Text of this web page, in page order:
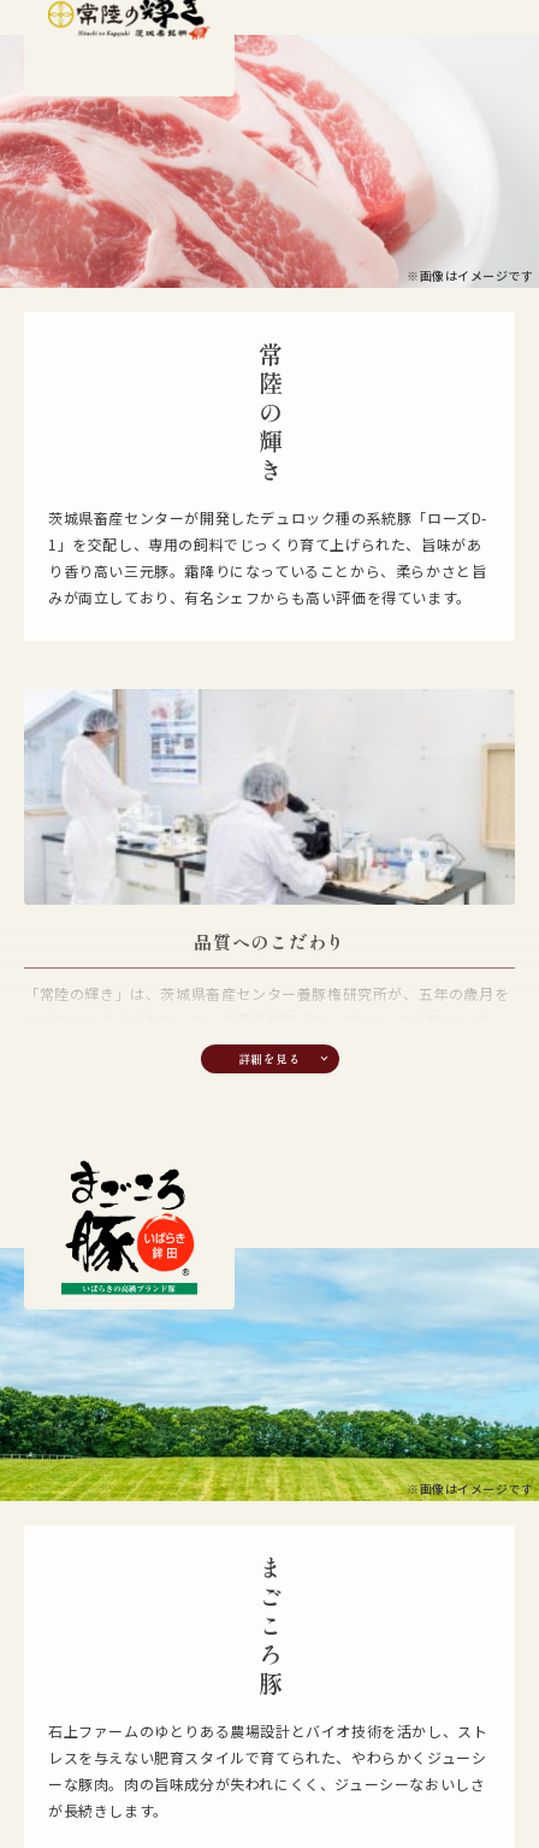
品質へのこだわり
豚の健康管理に有効な地養素（サプリメント）、地養豚専用飼料を与
え、抗生剤などは使用していません。自然に元気で健康な豚に育てるこ
とにより、安全・安心、新鮮な豚肉が提供できます。
地養素とは？
木酢精製液、ゼオライト、海藻、ヨモギを原料とした混合飼料で
す。
消臭効果により豚特有の臭みを取り、体質をアル
カリ化に促し活力ある豚にする。
木酢精製液を吸収させるためのベースとなり、整
豊富なアミノ酸やミネラルにより肉の旨みを引き
ヨモギ 肉の光沢、色、弾力性を引き出す。
※画像はイメージです
常陸の輝き
茨城県畜産センターが開発したデュロック種の系統豚「ローズD-
1」を交配し、専用の飼料でじっくり育て上げられた、旨味があ
り香り高い三元豚。霜降りになっていることから、柔らかさと旨
みが両立しており、有名シェフからも高い評価を得ています。
品質へのこだわり
「常陸の輝き」は、茨城県畜産センター養豚権研究所が、五年の歳月を
三品種を交配することで生まれる三元豚です。生まれた子豚は、約1ヶ
月間母豚の乳を飲みながら大切に育てられ、その後は発育に合わせた飼
な豚が育つ環境をつくっています。生産者の知識や経験、豚への愛情が
「常陸の輝き」の高い品質を保つ重要な鍵となっています。
おいしさへのこだわり
「常陸の輝き」は、「食べた方々を笑顔にできる美味しい豚肉をつくり
たい」という想いから、県内の生産者や関係者が力を合わせ、多くの時
間を費やすことで誕生した、新しいブランド豚肉です。茨城県の温暖な
気候と肥沃な大地の恵みを受けた、おいしい豚肉に育てられています。
茨城が誇る系統豚「ローズD-1」は、赤肉中の脂肪割合が一般的な国産
豚肉よりも高い能力を持ち、肉質の良い豚肉です。試作試験を重ね、独
自の設計で配合されたブランド専用飼料を与え、じっくり育てること
で、肉の柔らかさや旨味、香りがさらに向上し、高品質な豚肉となりま
※画像はイメージです
まごころ豚
石上ファームのゆとりある農場設計とバイオ技術を活かし、スト
レスを与えない肥育スタイルで育てられた、やわらかくジューシ
ーな豚肉。肉の旨味成分が失われにくく、ジューシーなおいしさ
が長続きします。